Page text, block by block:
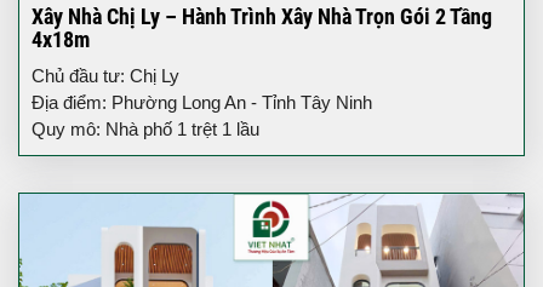
Xây Nhà Chị Ly – Hành Trình Xây Nhà Trọn Gói 2 Tầng
4x18m
Chủ đầu tư: Chị Ly
Địa điểm: Phường Long An - Tỉnh Tây Ninh
Quy mô: Nhà phố 1 trệt 1 lầu